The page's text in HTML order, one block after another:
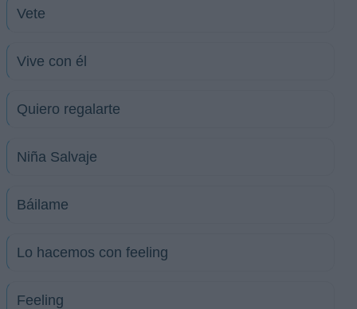
Vete
Vive con él
Quiero regalarte
Niña Salvaje
Báilame
Lo hacemos con feeling
Feeling